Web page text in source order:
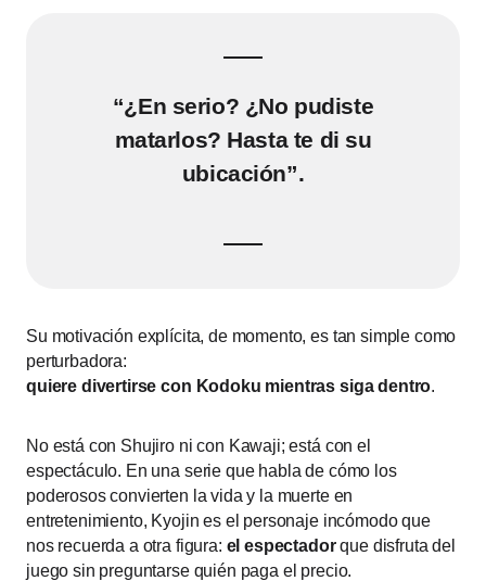
“¿En serio? ¿No pudiste
matarlos? Hasta te di su
ubicación”.
Su motivación explícita, de momento, es tan simple como
perturbadora:
quiere divertirse con Kodoku mientras siga dentro.
No está con Shujiro ni con Kawaji; está con el
espectáculo. En una serie que habla de cómo los
poderosos convierten la vida y la muerte en
entretenimiento, Kyojin es el personaje incómodo que
nos recuerda a otra figura: el espectadorque disfruta del
juego sin preguntarse quién paga el precio.